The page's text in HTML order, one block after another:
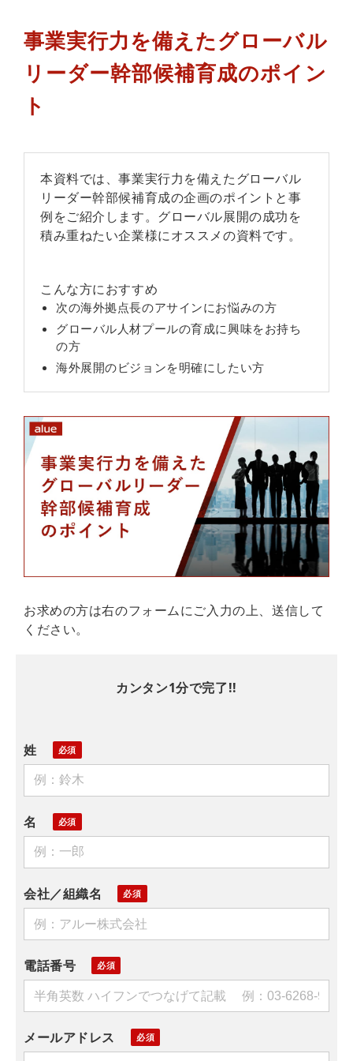
事業実行力を備えたグローバル
リーダー幹部候補育成のポイン
ト
本資料では、事業実行力を備えたグローバル
リーダー幹部候補育成の企画のポイントと事
例をご紹介します。グローバル展開の成功を
積み重ねたい企業様にオススメの資料です。
こんな方におすすめ
次の海外拠点長のアサインにお悩みの方
グローバル人材プールの育成に興味をお持ち
の方
海外展開のビジョンを明確にしたい方
お求めの方は右のフォームにご入力の上、送信して
ください。
カンタン1分で完了!!
姓
名
会社／組織名
電話番号
メールアドレス